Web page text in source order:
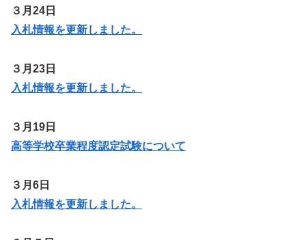
３月24日
入札情報を更新しました。
３月23日
入札情報を更新しました。
３月19日
高等学校卒業程度認定試験について
３月6日
入札情報を更新しま した。